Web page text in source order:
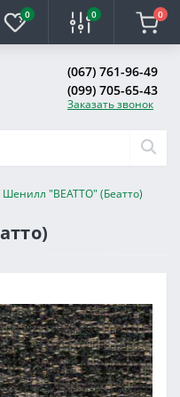
0 0 0
(067) 761-96-49
(099) 705-65-43
Заказать звонок
Шенилл "BEATTO" (Беатто)